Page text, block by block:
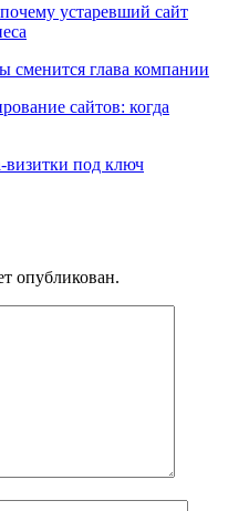
устаревший сайт
сменится глава компании
сайтов: когда
визитки под ключ
опубликован.